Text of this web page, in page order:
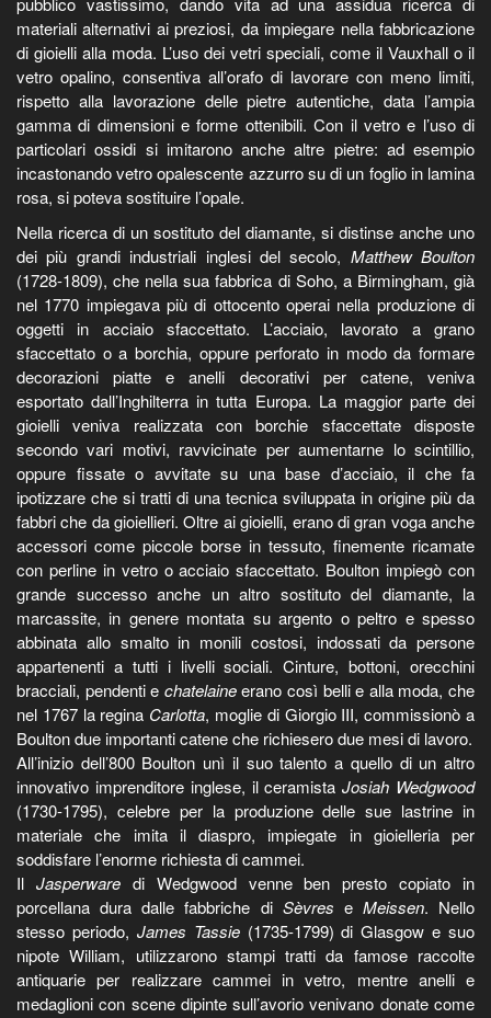
materiali alternativi ai preziosi, da impiegare nella fabbricazione
di gioielli alla moda. L’uso dei vetri speciali, come il Vauxhall o il
vetro opalino, consentiva all’orafo di lavorare con meno limiti,
rispetto alla lavorazione delle pietre autentiche, data l’ampia
gamma di dimensioni e forme ottenibili. Con il vetro e l’uso di
particolari ossidi si imitarono anche altre pietre: ad esempio
incastonando vetro opalescente azzurro su di un foglio in lamina
rosa, si poteva sostituire l’opale.
Nella ricerca di un sostituto del diamante, si distinse anche uno
dei più grandi industriali inglesi del secolo, Matthew Boulton
(1728-1809), che nella sua fabbrica di Soho, a Birmingham, già
nel 1770 impiegava più di ottocento operai nella produzione di
oggetti in acciaio sfaccettato. L’acciaio, lavorato a grano
sfaccettato o a borchia, oppure perforato in modo da formare
decorazioni piatte e anelli decorativi per catene, veniva
esportato dall’Inghilterra in tutta Europa. La maggior parte dei
gioielli veniva realizzata con borchie sfaccettate disposte
secondo vari motivi, ravvicinate per aumentarne lo scintillio,
oppure fissate o avvitate su una base d’acciaio, il che fa
ipotizzare che si tratti di una tecnica sviluppata in origine più da
fabbri che da gioiellieri. Oltre ai gioielli, erano di gran voga anche
accessori come piccole borse in tessuto, finemente ricamate
con perline in vetro o acciaio sfaccettato. Boulton impiegò con
grande successo anche un altro sostituto del diamante, la
marcassite, in genere montata su argento o peltro e spesso
abbinata allo smalto in monili costosi, indossati da persone
appartenenti a tutti i livelli sociali. Cinture, bottoni, orecchini
bracciali, pendenti e chatelaineerano così belli e alla moda, che
nel 1767 la regina Carlotta, moglie di Giorgio III, commissionò a
Boulton due importanti catene che richiesero due mesi di lavoro.
All’inizio dell’800 Boulton unì il suo talento a quello di un altro
innovativo imprenditore inglese, il ceramistaJosiah Wedgwood
(1730-1795), celebre per la produzione delle sue lastrine in
materiale che imita il diaspro, impiegate in gioielleria per
soddisfare l’enorme richiesta di cammei.
Il Jasperwaredi Wedgwood venne ben presto copiato in
porcellana dura dalle fabbriche di Sèvres e Meissen. Nello
stesso periodo, James Tassie(1735-1799) di Glasgow e suo
nipote William, utilizzarono stampi tratti da famose raccolte
antiquarie per realizzare cammei in vetro, mentre anelli e
medaglioni con scene dipinte sull’avorio venivano donate come